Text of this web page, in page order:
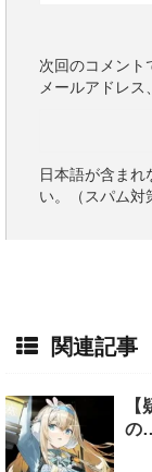
次回のコメント
メールアドレス
日本語が含まれ
い。（スパム対
関連記事
の